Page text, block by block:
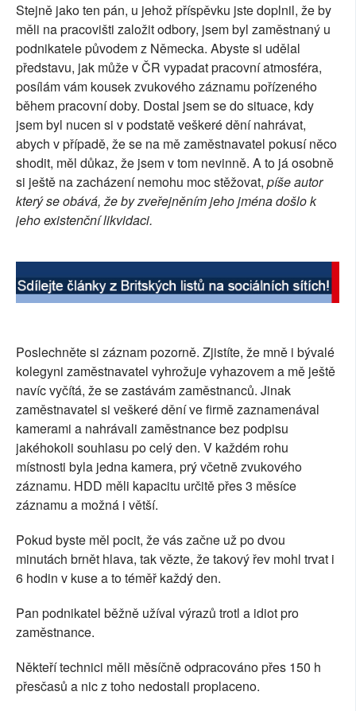
PŘÍSPĚVKY NA PROVOZ
SOCIÁLNÍ SÍTĚ
RUBRIKY
PLNÁ VERZE STRÁNEK
Stejně jako ten pán, u jehož příspěvku jste doplnil, že by
měli na pracovišti založit odbory, jsem byl zaměstnaný u
podnikatele původem z Německa. Abyste si udělal
představu, jak může v ČR vypadat pracovní atmosféra,
posílám vám kousek zvukového záznamu pořízeného
během pracovní doby. Dostal jsem se do situace, kdy
jsem byl nucen si v podstatě veškeré dění nahrávat,
abych v případě, že se na mě zaměstnavatel pokusí něco
shodit, měl důkaz, že jsem v tom nevinně. A to já osobně
si ještě na zacházení nemohu moc stěžovat, píše autor
který se obává, že by zveřejněním jeho jména došlo k
jeho existenční likvidaci.
Poslechněte si záznam pozorně. Zjistíte, že mně i bývalé
kolegyni zaměstnavatel vyhrožuje vyhazovem a mě ještě
navíc vyčítá, že se zastávám zaměstnanců. Jinak
zaměstnavatel si veškeré dění ve firmě zaznamenával
kamerami a nahrávali zaměstnance bez podpisu
jakéhokoli souhlasu po celý den. V každém rohu
místnosti byla jedna kamera, prý včetně zvukového
záznamu. HDD měli kapacitu určitě přes 3 měsíce
záznamu a možná i větší.
Pokud byste měl pocit, že vás začne už po dvou
minutách brnět hlava, tak vězte, že takový řev mohl trvat i
6 hodin v kuse a to téměř každý den.
Pan podnikatel běžně užíval výrazů trotl a idiot pro
zaměstnance.
Někteří technici měli měsíčně odpracováno přes 150 h
přesčasů a nic z toho nedostali proplaceno.